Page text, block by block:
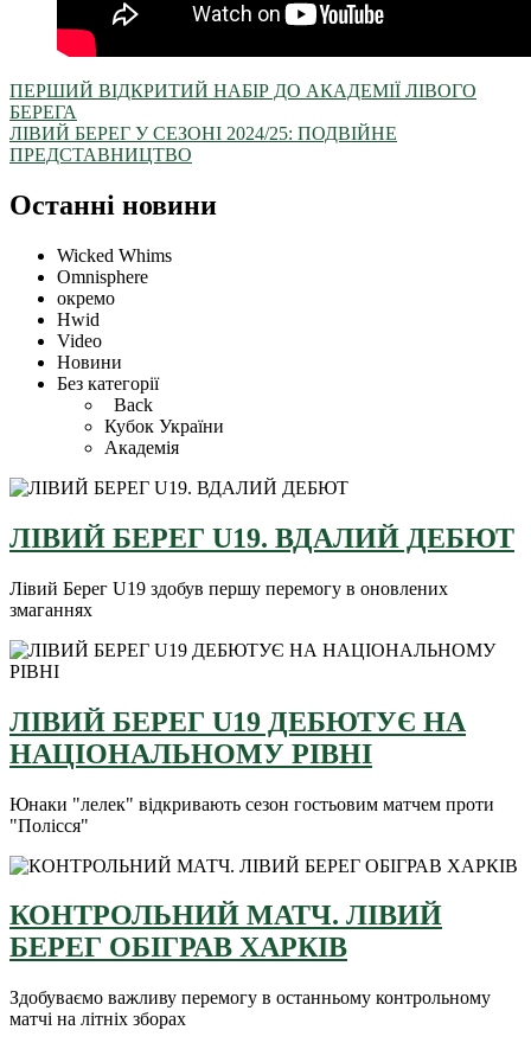
ПЕРШИЙ ВІДКРИТИЙ НАБІР ДО АКАДЕМІЇ ЛІВОГО
БЕРЕГА
ЛІВИЙ БЕРЕГ У СЕЗОНІ 2024/25: ПОДВІЙНЕ
ПРЕДСТАВНИЦТВО
Останні новини
Wicked Whims
Omnisphere
окремо
Hwid
Video
Новини
Без категорії
Back
Кубок України
Академія
ЛІВИЙ БЕРЕГ U19. ВДАЛИЙ ДЕБЮТ
Лівий Берег U19 здобув першу перемогу в оновлених
змаганнях
ЛІВИЙ БЕРЕГ U19 ДЕБЮТУЄ НА
НАЦІОНАЛЬНОМУ РІВНІ
Юнаки "лелек" відкривають сезон гостьовим матчем проти
"Полісся"
КОНТРОЛЬНИЙ МАТЧ. ЛІВИЙ
БЕРЕГ ОБІГРАВ ХАРКІВ
Здобуваємо важливу перемогу в останньому контрольному
матчі на літніх зборах